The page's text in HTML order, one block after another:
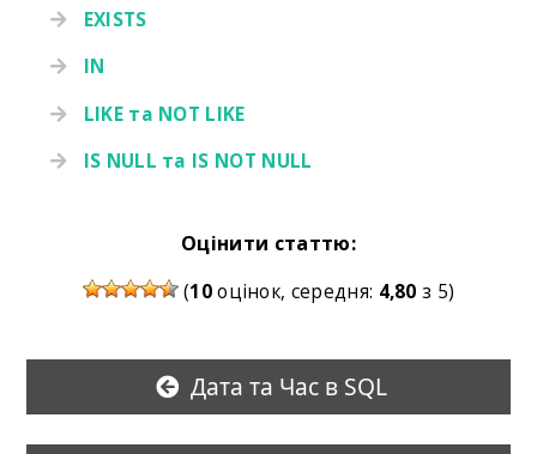
EXISTS
IN
LIKE та NOT LIKE
IS NULL та IS NOT NULL
Оцінити статтю:
(10оцінок, середня: 4,80 з 5)
Дата та Час в SQL